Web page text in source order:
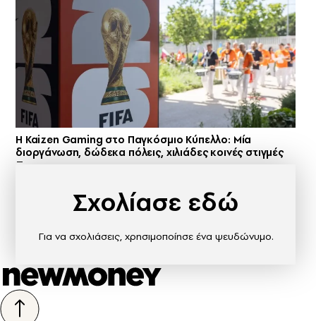
H Kaizen Gaming στο Παγκόσμιο Kύπελλο: Μία
διοργάνωση, δώδεκα πόλεις, χιλιάδες κοινές στιγμές
Σχολίασε εδώ
Για να σχολιάσεις, χρησιμοποίησε ένα ψευδώνυμο.